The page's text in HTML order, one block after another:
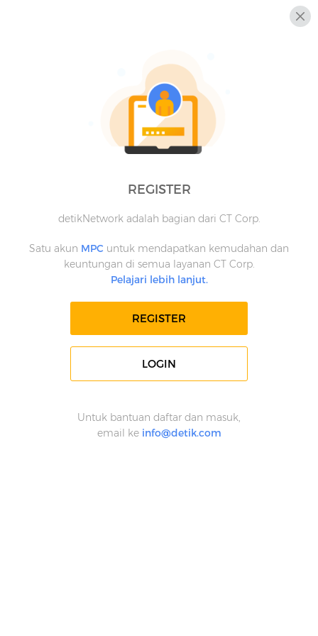
REGISTER
detikNetwork adalah bagian dari CT Corp.
Satu akun MPC untuk mendapatkan kemudahan dan
keuntungan di semua layanan CT Corp.
Pelajari lebih lanjut.
REGISTER
LOGIN
Untuk bantuan daftar dan masuk,
email ke info@detik.com